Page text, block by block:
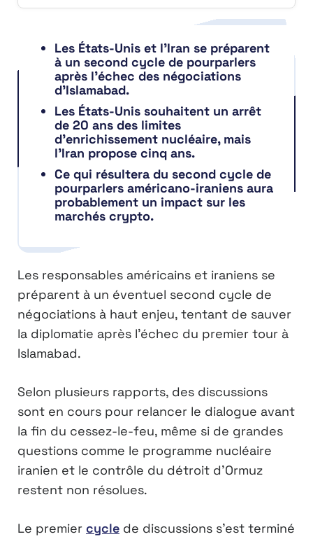
Les États-Unis et l’Iran se préparent
à un second cycle de pourparlers
après l’échec des négociations
d’Islamabad.
Les États-Unis souhaitent un arrêt
de 20 ans des limites
d’enrichissement nucléaire, mais
l’Iran propose cinq ans.
Ce qui résultera du second cycle de
pourparlers américano-iraniens aura
probablement un impact sur les
marchés crypto.
Les responsables américains et iraniens se
préparent à un éventuel second cycle de
négociations à haut enjeu, tentant de sauver
la diplomatie après l’échec du premier tour à
Islamabad.
Selon plusieurs rapports, des discussions
sont en cours pour relancer le dialogue avant
la fin du cessez-le-feu, même si de grandes
questions comme le programme nucléaire
iranien et le contrôle du détroit d’Ormuz
restent non résolues.
Le premier cycle de discussions s’est terminé